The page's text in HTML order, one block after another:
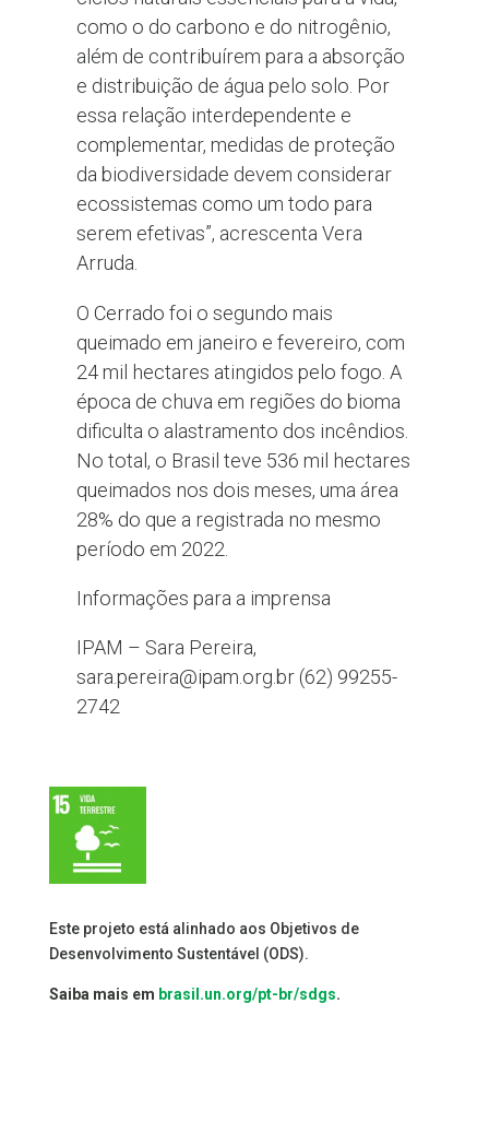
como o do carbono e do nitrogênio,
além de contribuírem para a absorção
e distribuição de água pelo solo. Por
essa relação interdependente e
complementar, medidas de proteção
da biodiversidade devem considerar
ecossistemas como um todo para
serem efetivas”, acrescenta Vera
Arruda.
O Cerrado foi o segundo mais
queimado em janeiro e fevereiro, com
24 mil hectares atingidos pelo fogo. A
época de chuva em regiões do bioma
dificulta o alastramento dos incêndios.
No total, o Brasil teve 536 mil hectares
queimados nos dois meses, uma área
28% do que a registrada no mesmo
período em 2022.
Informações para a imprensa
IPAM – Sara Pereira,
sara.pereira@ipam.org.br (62) 99255-
2742
Este projeto está alinhado aos Objetivos de
Desenvolvimento Sustentável (ODS).
Saiba mais em brasil.un.org/pt-br/sdgs.